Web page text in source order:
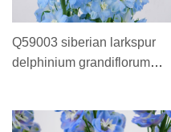
Q59003 siberian larkspur
delphinium grandiflorum